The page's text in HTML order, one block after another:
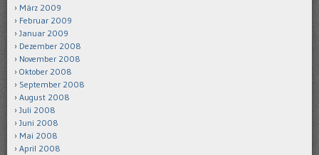
März 2009
Februar 2009
Januar 2009
Dezember 2008
November 2008
Oktober 2008
September 2008
August 2008
Juli 2008
Juni 2008
Mai 2008
April 2008